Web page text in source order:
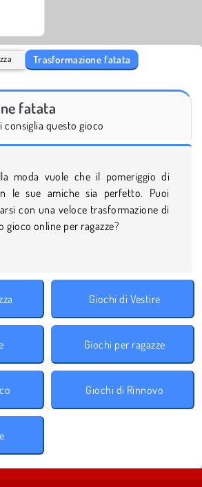
Trasformazione fatata
fatata
consiglia questo gioco
moda vuole che il pomeriggio di
le sue amiche sia perfetto. Puoi
con una veloce trasformazione di
gioco online per ragazze?
Giochi di Vestire
Giochi per ragazze
Giochi di Rinnovo